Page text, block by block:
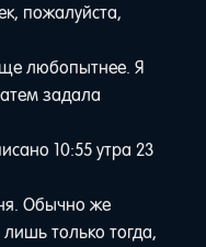
пожалуйста,
любопытнее. Я
задала
10:55 утра 23
Обычно же
только тогда,